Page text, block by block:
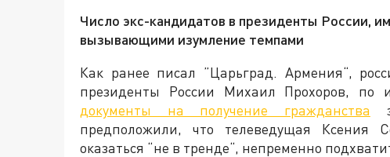
Число экс-кандидатов в президенты России,
вызывающими изумление темпами
Как ранее писал ”Царьград. Армения“,
президенты России Михаил Прохоров, по
документы на получение гражданства
предположили, что телеведущая Ксения
оказаться “не в тренде“, непременно